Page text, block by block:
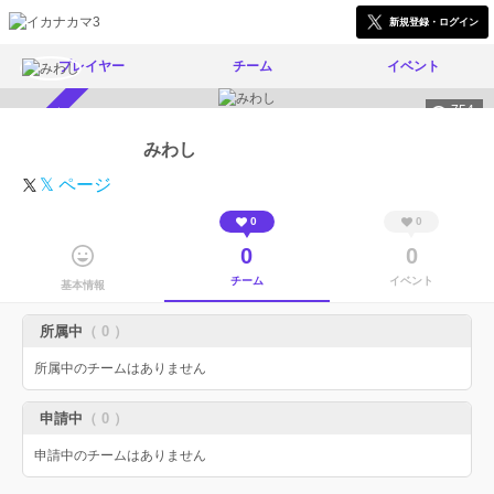
新規登録・ログイン
プレイヤー チーム イベント
754
みわし
𝕏 ページ
基本情報
0
0
チーム
0
0
イベント
所属中 （ 0 ）
所属中のチームはありません
申請中 （ 0 ）
申請中のチームはありません